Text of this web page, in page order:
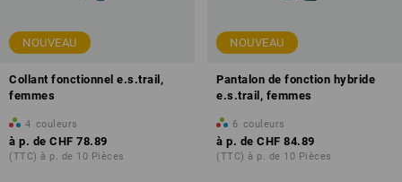
NOUVEAU
Collant fonctionnel e.s.trail,
femmes
4 couleurs
à p. de CHF 78.89
(TTC) à p. de 10 Pièces
NOUVEAU
Pantalon de fonction hybride
e.s.trail, femmes
6 couleurs
à p. de CHF 84.89
(TTC) à p. de 10 Pièces